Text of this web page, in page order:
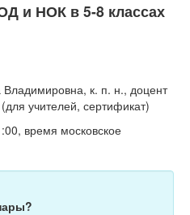
и НОК в 5-8 классах
к. п. н., доцент
учителей, сертификат)
время московское